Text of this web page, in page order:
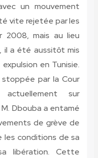
un mouvement
vite rejetée par les
2008, mais au lieu
il a été aussitôt mis
en Tunisie.
par la Cour
sur
Dbouba a entamé
de grève de
conditions de sa
libération. Cette